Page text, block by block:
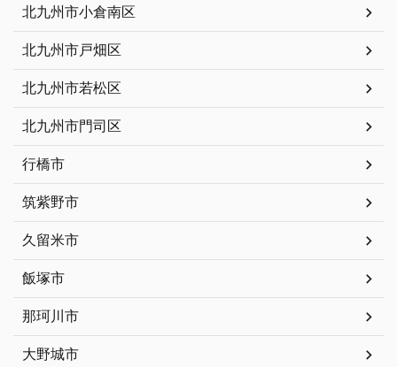
北九州市小倉南区
北九州市戸畑区
北九州市若松区
北九州市門司区
行橋市
筑紫野市
久留米市
飯塚市
那珂川市
大野城市